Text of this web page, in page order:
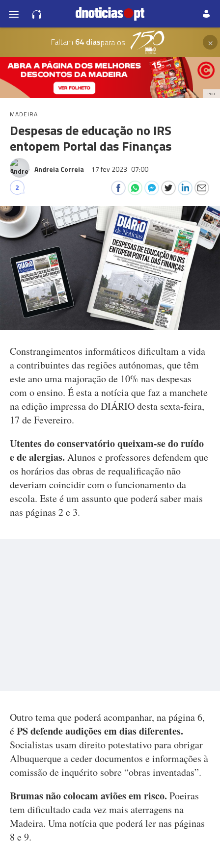
Faltam 64 diaspara os ×
PUB
MADEIRA
Despesas de educação no IRS
entopem Portal das Finanças
Andreia Correia 17 fev 2023 07:00
2
Constrangimentos informáticos dificultam a vida
a contribuintes das regiões autónomas, que têm
este ano uma majoração de 10% nas despesas
com o ensino. É esta a notícia que faz a manchete
na edição impressa do DIÁRIO desta sexta-feira,
17 de Fevereiro.
Utentes do conservatório queixam-se do ruído
e de alergias. Alunos e professores defendem que
os horários das obras de requalificação não
deveriam coincidir com o funcionamento da
escola. Este é um assunto que poderá saber mais
nas páginas 2 e 3.
Outro tema que poderá acompanhar, na página 6,
éPS defende audições em dias diferentes.
Socialistas usam direito potestativo para obrigar
Albuquerque a ceder documentos e informações à
comissão de inquérito sobre “obras inventadas”.
Brumas não colocam aviões em risco. Poeiras
tem dificultado cada vez mais aterragens na
Madeira. Uma notícia que poderá ler nas páginas
8 e 9.